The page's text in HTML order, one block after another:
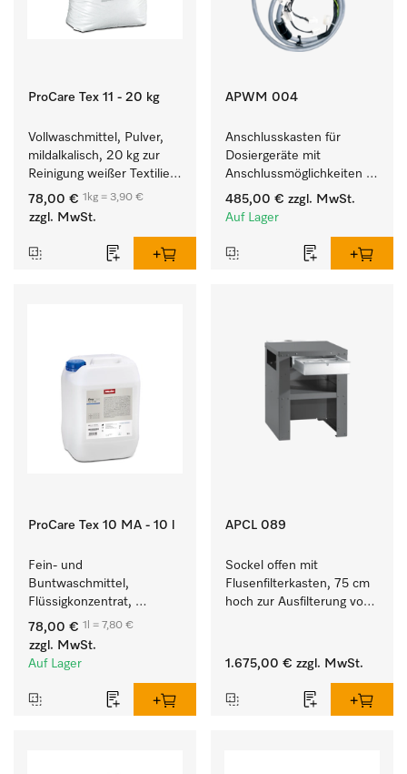
ProCare Tex 11 - 20 kg
Vollwaschmittel, Pulver,
mildalkalisch, 20 kg zur
Reinigung weißer Textilien
und farbechter
Buntwäsche.
78,00 € 1kg = 3,90 €
zzgl. MwSt.
APWM 004
Anschlusskasten für
Dosiergeräte mit
Anschlussmöglichkeiten
für maximal 6
Dosierpumpen.
485,00 € zzgl. MwSt.
Auf Lager
ProCare Tex 10 MA - 10 l
Fein- und
Buntwaschmittel,
Flüssigkonzentrat,
mildalkalisch, 10 l zur
Reinigung von
Buntwäsche und
78,00 € 1l = 7,80 €
zzgl. MwSt.
Auf Lager
APCL 089
Sockel offen mit
Flusenfilterkasten, 75 cm
hoch zur Ausfilterung von
1.675,00 € zzgl. MwSt.